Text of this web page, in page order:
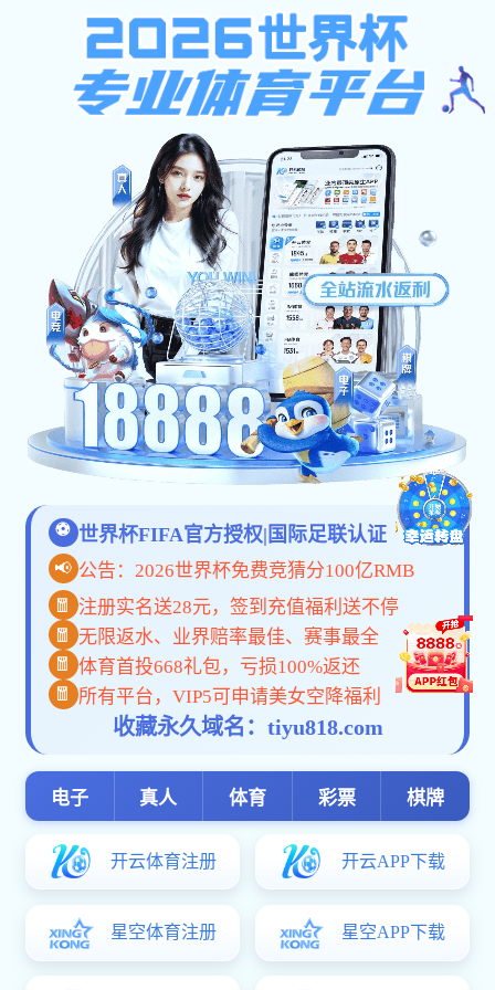
安博官网入口_安博中国
校园首页 报考指南 专业介绍
校园首页
>> 校园新闻
>> 对外合作与交流
>> 师资队伍
当前位置：